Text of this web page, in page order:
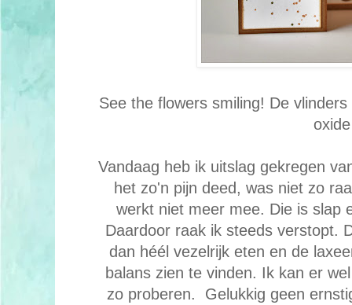
See the flowers smiling! De
Vandaag heb ik uitslag gekregen
het zo'n pijn deed, was niet zo
werkt niet meer mee. Die is slap
Daardoor raak ik steeds verstopt.
dan héél vezelrijk eten en de
balans zien te vinden. Ik kan er
zo proberen. Gelukkig geen